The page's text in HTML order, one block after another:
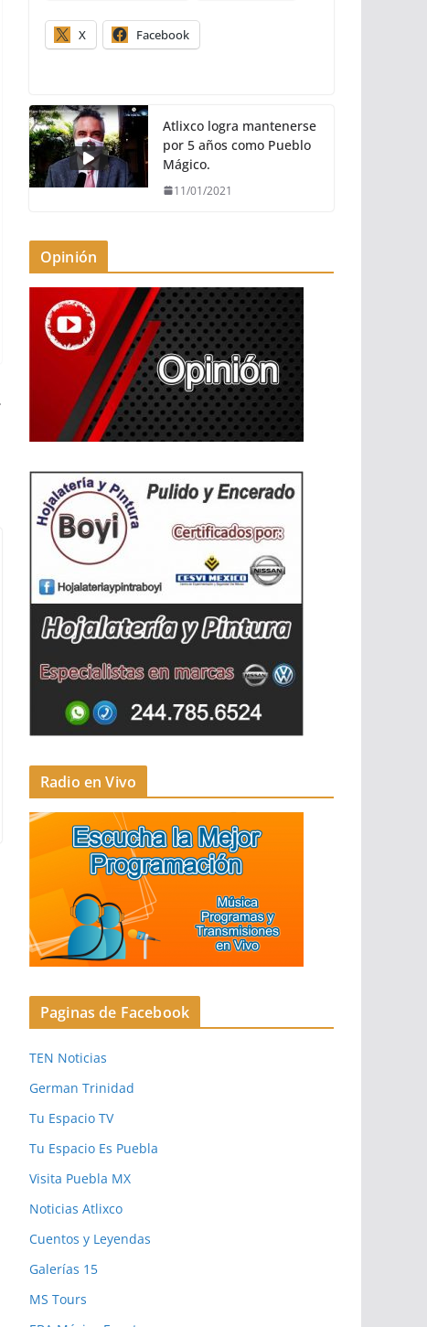
X Facebook
Atlixco logra mantenerse
por 5 años como Pueblo
Mágico.
11/01/2021
Opinión
Radio en Vivo
Paginas de Facebook
TEN Noticias
German Trinidad
Tu Espacio TV
Tu Espacio Es Puebla
Visita Puebla MX
Noticias Atlixco
Cuentos y Leyendas
Galerías 15
MS Tours